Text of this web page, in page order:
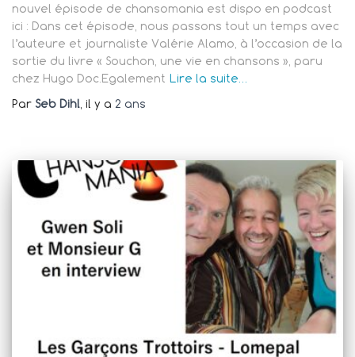
nouvel épisode de chansomania est dispo en podcast
ici : Dans cet épisode, nous passons tout un temps avec
l’auteure et journaliste Valérie Alamo, à l’occasion de la
sortie du livre « Souchon, une vie en chansons », paru
chez Hugo Doc.Egalement Lire la suite…
Par Seb Dihl, il y a 2 ans